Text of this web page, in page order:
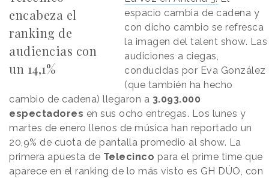
encabeza el
ranking de
audiencias con
un 14,1%
espacio cambia de cadena y
con dicho cambio se refresca
la imagen del talent show. Las
audiciones a ciegas,
conducidas por Eva González
(que también ha hecho
cambio de cadena) llegaron a 3.093.000
espectadores en sus ocho entregas. Los lunes y
martes de enero llenos de música han reportado un
20,9% de cuota de pantalla promedio al show. La
primera apuesta de Telecinco para el prime time que
aparece en el ranking de lo más visto es GH DÚO, con